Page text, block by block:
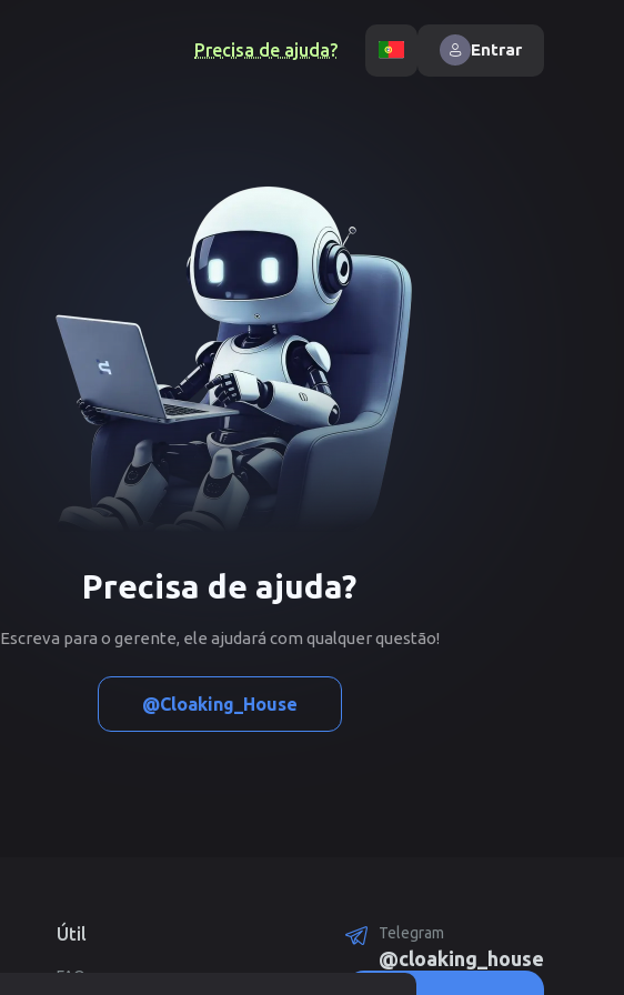
Precisa de ajuda? Entrar
Precisa de ajuda?
Escreva para o gerente, ele ajudará com qualquer questão!
@Cloaking_House
Útil
FAQ
Telegram
@cloaking_house